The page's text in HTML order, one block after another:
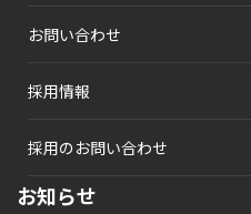
お問い合わせ
採用情報
採用のお問い合わせ
お知らせ